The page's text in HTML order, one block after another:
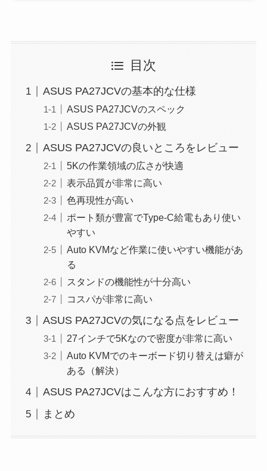
目次
ASUS PA27JCVの基本的な仕様
ASUS PA27JCVのスペック
ASUS PA27JCVの外観
ASUS PA27JCVの良いところをレビュー
5Kの作業領域の広さが快適
表示品質が非常に高い
色再現性が高い
ポート類が豊富でType-C給電もあり使い
やすい
Auto KVMなど作業に使いやすい機能があ
る
スタンドの機能性が十分高い
コスパが非常に高い
ASUS PA27JCVの気になる点をレビュー
27インチで5Kなので密度が非常に高い
Auto KVMでのキーボード切り替えは癖が
ある（解決）
ASUS PA27JCVはこんな方におすすめ！
まとめ